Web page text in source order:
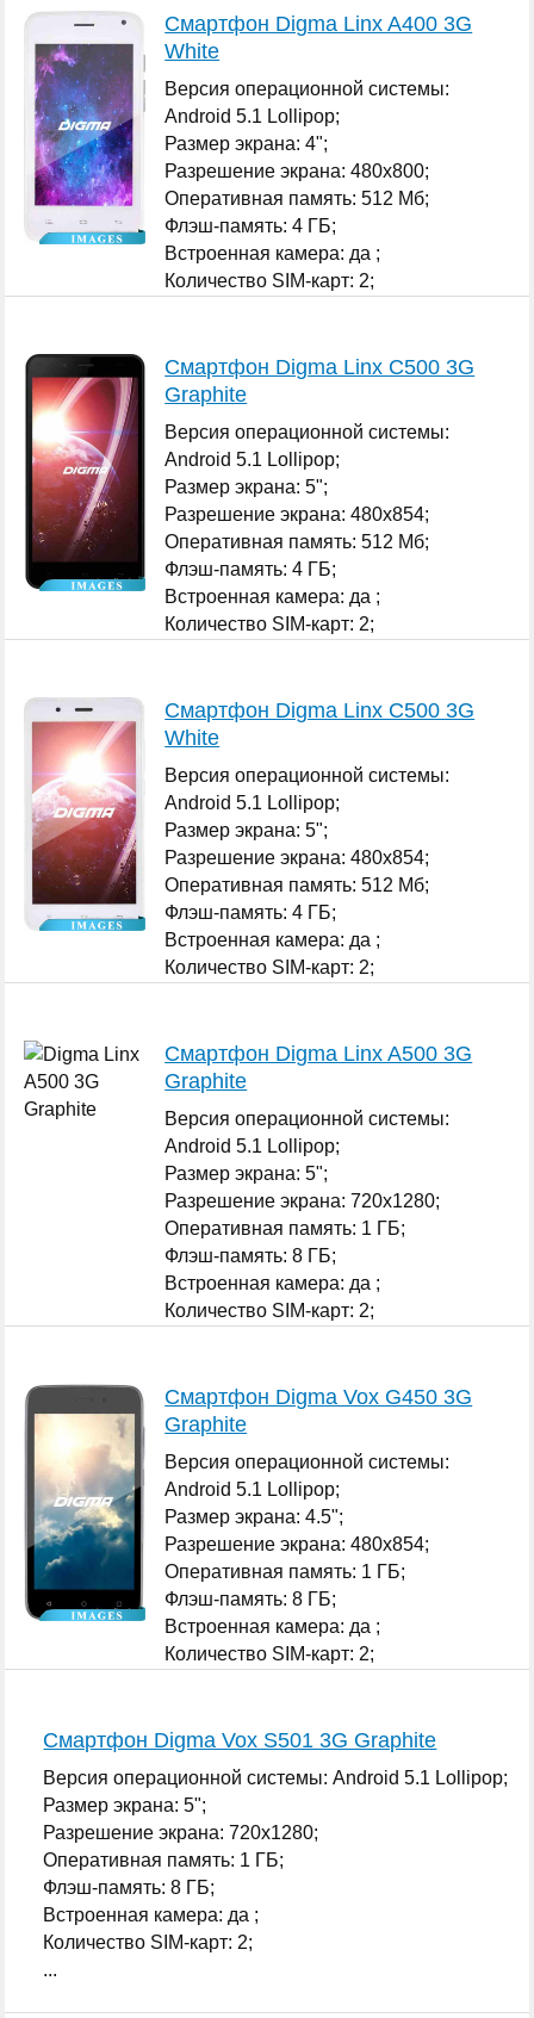
Смартфон Digma Linx A400 3G
White
Версия операционной системы:
Android 5.1 Lollipop;
Размер экрана: 4";
Разрешение экрана: 480x800;
Оперативная память: 512 Мб;
Флэш-память: 4 ГБ;
Встроенная камера: да ;
Количество SIM-карт: 2;
Смартфон Digma Linx C500 3G
Graphite
Версия операционной системы:
Android 5.1 Lollipop;
Размер экрана: 5";
Разрешение экрана: 480x854;
Оперативная память: 512 Мб;
Флэш-память: 4 ГБ;
Встроенная камера: да ;
Количество SIM-карт: 2;
Смартфон Digma Linx C500 3G
White
Версия операционной системы:
Android 5.1 Lollipop;
Размер экрана: 5";
Разрешение экрана: 480x854;
Оперативная память: 512 Мб;
Флэш-память: 4 ГБ;
Встроенная камера: да ;
Количество SIM-карт: 2;
Смартфон Digma Linx A500 3G
Graphite
Версия операционной системы:
Android 5.1 Lollipop;
Размер экрана: 5";
Разрешение экрана: 720x1280;
Оперативная память: 1 ГБ;
Флэш-память: 8 ГБ;
Встроенная камера: да ;
Количество SIM-карт: 2;
Смартфон Digma Vox G450 3G
Graphite
Версия операционной системы:
Android 5.1 Lollipop;
Размер экрана: 4.5";
Разрешение экрана: 480x854;
Оперативная память: 1 ГБ;
Флэш-память: 8 ГБ;
Встроенная камера: да ;
Количество SIM-карт: 2;
Смартфон Digma Vox S501 3G Graphite
Версия операционной системы: Android 5.1 Lollipop;
Размер экрана: 5";
Разрешение экрана: 720x1280;
Оперативная память: 1 ГБ;
Флэш-память: 8 ГБ;
Встроенная камера: да ;
Количество SIM-карт: 2;
...